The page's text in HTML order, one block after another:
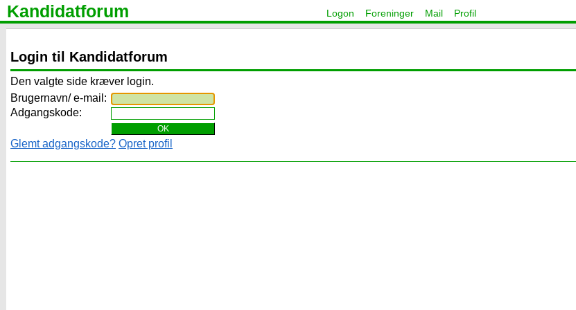
Kandidatforum Logon Foreninger Mail Profil
Login til Kandidatforum
Den valgte side kræver login.
Brugernavn/ e-mail:
Adgangskode:
Glemt adgangskode? Opret profil